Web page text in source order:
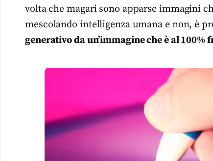
volta che magari sono apparse immagini
mescolando intelligenza umana e non, è
generativo da un’immagine che è al